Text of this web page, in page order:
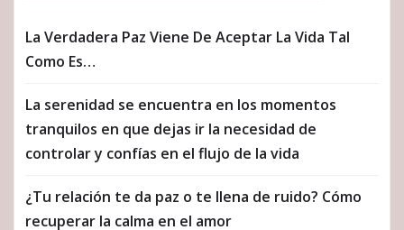
La Verdadera Paz Viene De Aceptar La Vida Tal
Como Es…
La serenidad se encuentra en los momentos
tranquilos en que dejas ir la necesidad de
controlar y confías en el flujo de la vida
¿Tu relación te da paz o te llena de ruido? Cómo
recuperar la calma en el amor